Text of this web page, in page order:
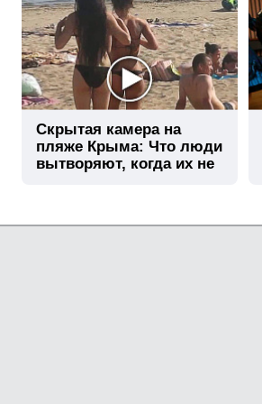
Скрытая камера на
пляже Крыма: Что люди
вытворяют, когда их не